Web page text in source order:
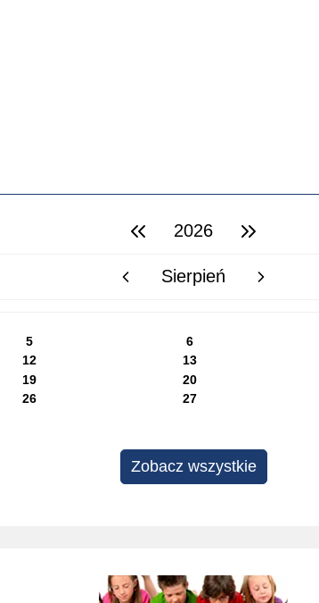
poprzedni rok2026 następny rok
poprzedni miesiącSierpień następny miesiąc
5 6
12 13
19 20
26 27
Zobacz wszystkie
Projekty edukacyjne